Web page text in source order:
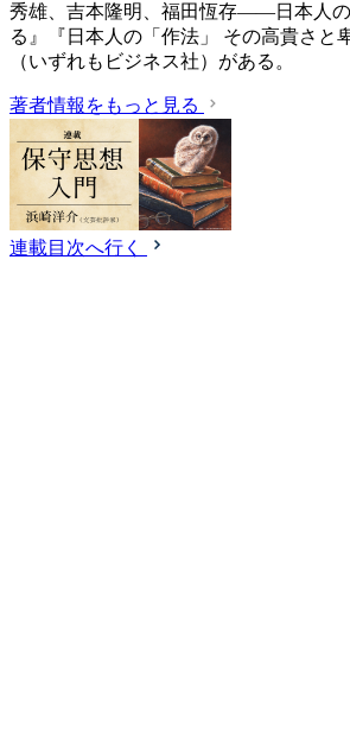
秀雄、吉本隆明、福田恆存――日本人の
る』『日本人の「作法」 その高貴さと
（いずれもビジネス社）がある。
著者情報をもっと見る
連載目次へ行く